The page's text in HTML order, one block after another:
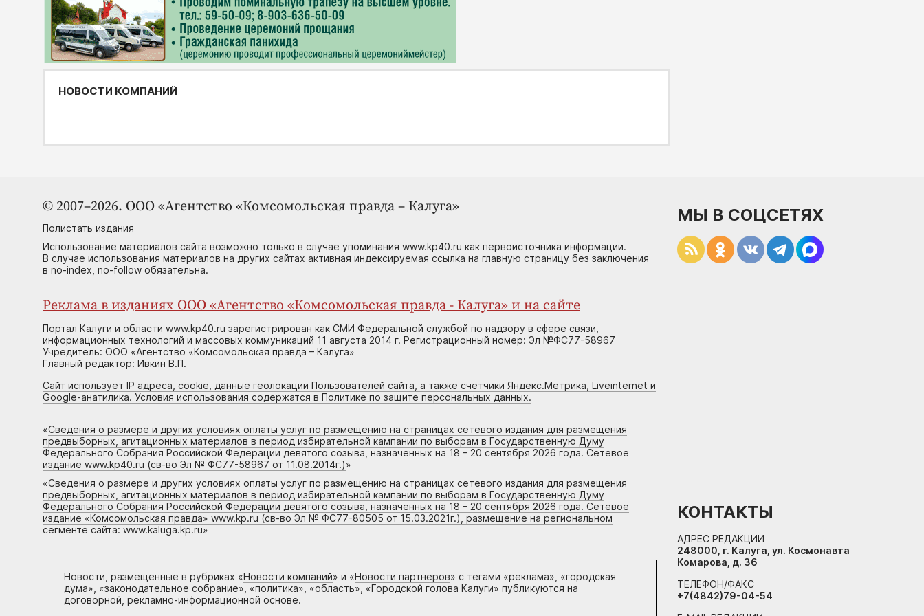
НОВОСТИ КОМПАНИЙ
© 2007–2026. ООО «Агентство «Комсомольская правда – Калуга»
Полистать издания
Использование материалов сайта возможно только в случае упоминания www.kp40.ru как первоисточника информации.
В случае использования материалов на других сайтах активная индексируемая ссылка на главную страницу без заключения
в no-index, no-follow обязательна.
Реклама в изданиях ООО «Агентство «Комсомольская правда - Калуга» и на сайте
Портал Калуги и области www.kp40.ru зарегистрирован как СМИ Федеральной службой по надзору в сфере связи,
информационных технологий и массовых коммуникаций 11 августа 2014 г. Регистрационный номер: Эл №ФС77-58967
Учредитель: ООО «Агентство «Комсомольская правда – Калуга»
Главный редактор: Ивкин В.П.
Сайт использует IP адреса, cookie, данные геолокации Пользователей сайта, а также счетчики Яндекс.Метрика, Liveinternet и
Google-анатилика. Условия использования содержатся в Политике по защите персональных данных.
«Сведения о размере и других условиях оплаты услуг по размещению на страницах сетевого издания для размещения
предвыборных, агитационных материалов в период избирательной кампании по выборам в Государственную Думу
Федерального Собрания Российской Федерации девятого созыва, назначенных на 18 – 20 сентября 2026 года. Сетевое
издание www.kp40.ru (св-во Эл № ФС77-58967 от 11.08.2014г.)»
«Сведения о размере и других условиях оплаты услуг по размещению на страницах сетевого издания для размещения
предвыборных, агитационных материалов в период избирательной кампании по выборам в Государственную Думу
Федерального Собрания Российской Федерации девятого созыва, назначенных на 18 – 20 сентября 2026 года. Сетевое
издание «Комсомольская правда» www.kp.ru (св-во Эл № ФС77-80505 от 15.03.2021г.), размещение на региональном
сегменте сайта: www.kaluga.kp.ru»
Новости, размещенные в рубриках «Новости компаний» и «Новости партнеров» с тегами «реклама», «городская
дума», «законодательное собрание», «политика», «область», «Городской голова Калуги» публикуются на
договорной, рекламно-информационной основе.
МЫ В СОЦСЕТЯХ
КОНТАКТЫ
АДРЕС РЕДАКЦИИ
248000, г. Калуга, ул. Космонавта
Комарова, д. 36
ТЕЛЕФОН/ФАКС
+7(4842)79-04-54